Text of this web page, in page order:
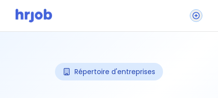
Répertoire d'entreprises